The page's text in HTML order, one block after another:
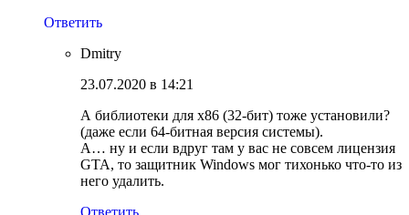
Ответить
Dmitry
23.07.2020 в 14:21
А библиотеки для x86 (32-бит) тоже установили?
(даже если 64-битная версия системы).
А… ну и если вдруг там у вас не совсем лицензия
GTA, то защитник Windows мог тихонько что-то из
него удалить.
Ответить